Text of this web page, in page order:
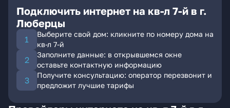
Подключить интернет на кв-л 7-й в г.
Люберцы
Выберите свой дом: кликните по номеру дома на
кв-л 7-й
Заполните данные: в открывшемся окне
оставьте контактную информацию
Получите консультацию: оператор перезвонит и
предложит лучшие тарифы